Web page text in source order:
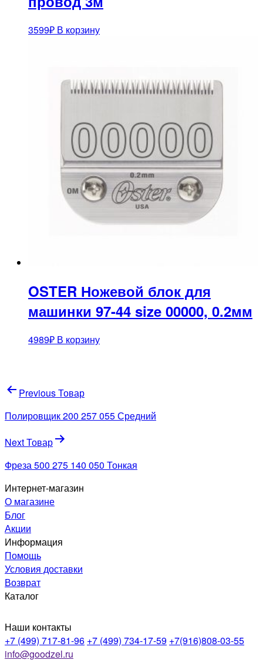
3599₽ В корзину
OSTER Ножевой блок для
машинки 97-44 size 00000, 0.2мм
4989₽ В корзину
Навигация
по
записям
Previous Товар
Полировщик 200 257 055 Средний
Next Товар
Фреза 500 275 140 050 Тонкая
Интернет-магазин
О магазине
Блог
Акции
Информация
Помощь
Условия доставки
Возврат
Каталог
Наши контакты
+7 (499) 717-81-96 +7 (499) 734-17-59 +7(916)808-03-55
info@goodzel.ru